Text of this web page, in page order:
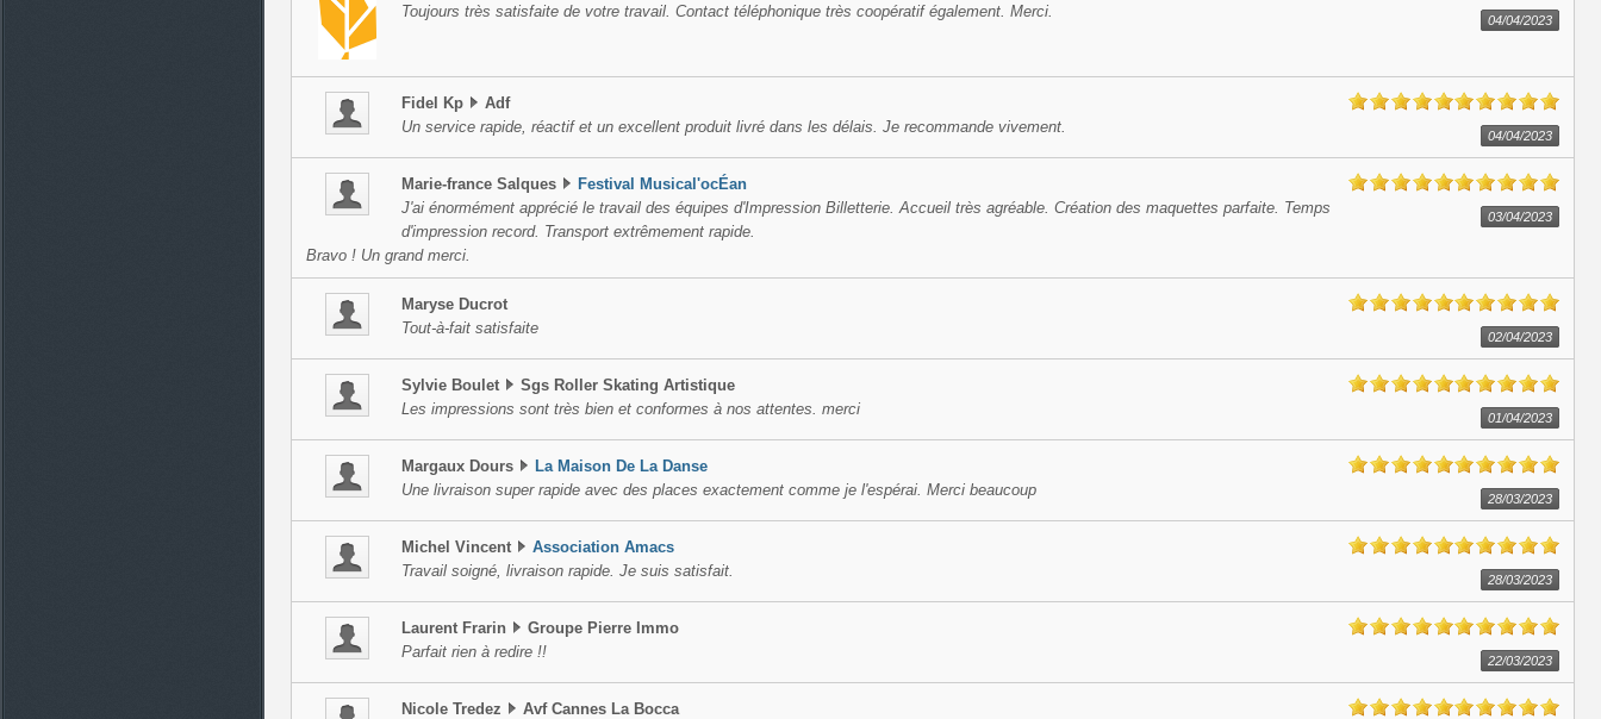
04/04/2023
Toujours très satisfaite de votre travail. Contact téléphonique très coopératif également. Merci.
04/04/2023
Fidel Kp
Adf
Un service rapide, réactif et un excellent produit livré dans les délais. Je recommande vivement.
03/04/2023
Marie-france Salques
Festival Musical'ocÉan
J'ai énormément apprécié le travail des équipes d'Impression Billetterie. Accueil très agréable. Création des maquettes parfaite. Temps
d'impression record. Transport extrêmement rapide.
Bravo ! Un grand merci.
02/04/2023
Maryse Ducrot
Tout-à-fait satisfaite
01/04/2023
Sylvie Boulet
Sgs Roller Skating Artistique
Les impressions sont très bien et conformes à nos attentes. merci
28/03/2023
Margaux Dours
La Maison De La Danse
Une livraison super rapide avec des places exactement comme je l'espérai. Merci beaucoup
28/03/2023
Michel Vincent
Association Amacs
Travail soigné, livraison rapide. Je suis satisfait.
22/03/2023
Laurent Frarin
Groupe Pierre Immo
Parfait rien à redire !!
Nicole Tredez
Avf Cannes La Bocca